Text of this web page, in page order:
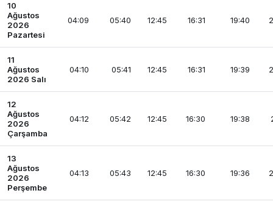
10
Ağustos
2026
Pazartesi
04:09 05:40 12:45 16:31 19:40
11
Ağustos
2026 Salı
04:10 05:41 12:45 16:31 19:39
12
Ağustos
2026
Çarşamba
04:12 05:42 12:45 16:30 19:38
13
Ağustos
2026
Perşembe
04:13 05:43 12:45 16:30 19:36